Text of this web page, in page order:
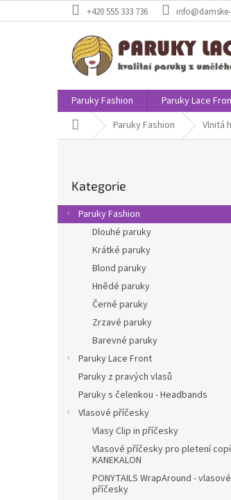
na
+420 555 333 736
Paruky Fashion Paruky Lace
Domů Paruky Fashion Vlnitá
r
a
kategorie
Kategorie
Paruky Fashion
Dlouhé paruky
Krátké paruky
Blond paruky
Hnědé paruky
Černé paruky
Zrzavé paruky
Barevné paruky
Paruky Lace Front
Paruky z pravých vlasů
Paruky s čelenkou - Headbands
Vlasové příčesky
Vlasy Clip in příčesky
Vlasové příčesky pro pletení
KANEKALON
PONYTAILS WrapAround - vlasové
příčesky